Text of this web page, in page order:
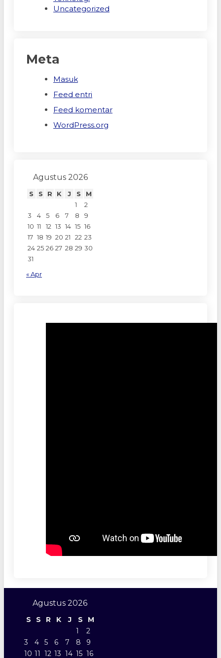
Uncategorized
Meta
Masuk
Feed entri
Feed komentar
WordPress.org
Agustus 2026
S S R K J S
M
1
2
3
4 5 6 7 8
9
10 11 12 13 14 15 16
17 18 19 20 21 22 23
24 25 26 27 28 29 30
31
« Apr
Agustus 2026
S S R K J S
M
1
2
3
4 5 6 7 8
9
10 11 12 13 14 15 16